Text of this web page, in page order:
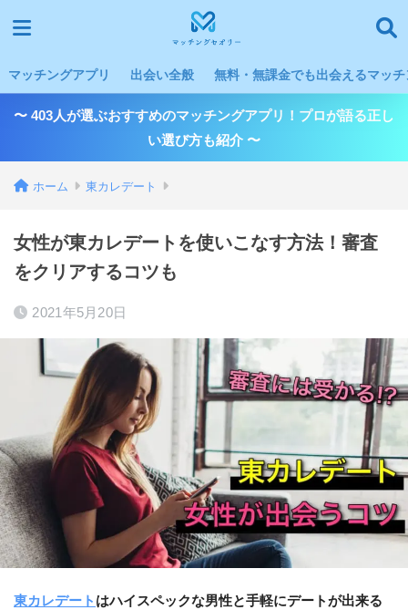
マッチングアプリ 出会い全般 無料・無課金でも出会えるマッ
〜 403人が選ぶおすすめのマッチングアプリ！プロが語る正し
い選び方も紹介 〜
ホーム 東カレデート
女性が東カレデートを使いこなす方法！審査
をクリアするコツも
2021年5月20日
東カレデート はハイスペックな男性と手軽にデートが出来る